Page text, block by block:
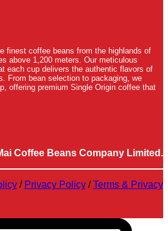
finest coffee beans from the highlands of
above 1,200 meters. Our meticulous
each cup delivers the authentic flavors of
From bean selection to packaging, we
offering premium Single Origin coffee that
Coffee Beans Company Limited.
/ Privacy Policy/Terms & Privacy